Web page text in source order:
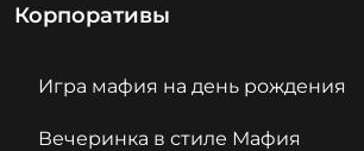
Корпоративы
Игра мафия на день рождения
Вечеринка в стиле Мафия